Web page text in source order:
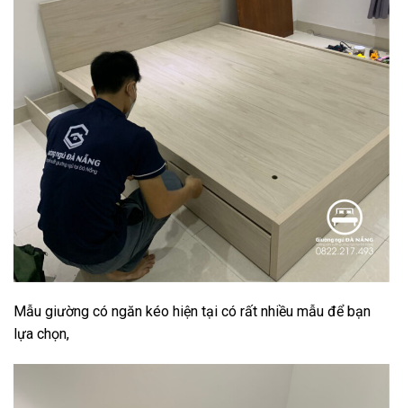
Mẫu giường có ngăn kéo hiện tại có rất nhiều mẫu để bạn
lựa chọn,